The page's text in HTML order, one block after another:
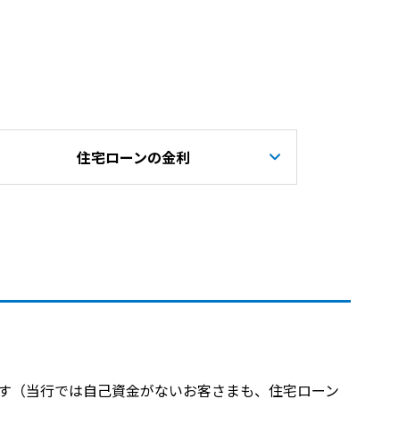
住宅ローンの金利
（当行では自己資金がないお客さまも、住宅ローン